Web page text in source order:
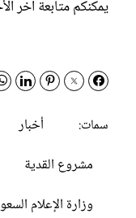
يمكنكم متابعة آخر
سمات:
أخبار
مشروع القدية
وزارة الإعلام